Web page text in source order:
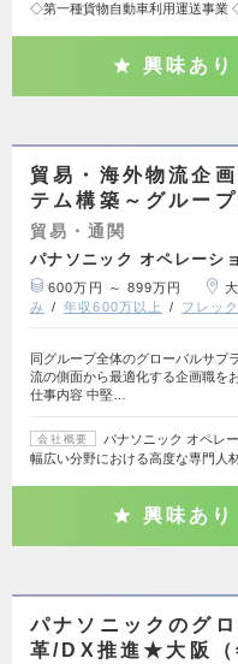
◇第一種貨物自動車利用運送事業
興味あり
貿易・海外物流企
テム構築～グルー
貿易・通関
パナソニック オペレーシ
600万円 ～ 899万円
み
年収600万以上 フレッ
同グループ全体のグローバルサプ
流の側面から最適化する企画職を
仕事内容 中堅…
会社概要
パナソニック オペレ
幅広い分野における高度な専門人
興味あり
パナソニックのグ
革/DX推進★大阪（